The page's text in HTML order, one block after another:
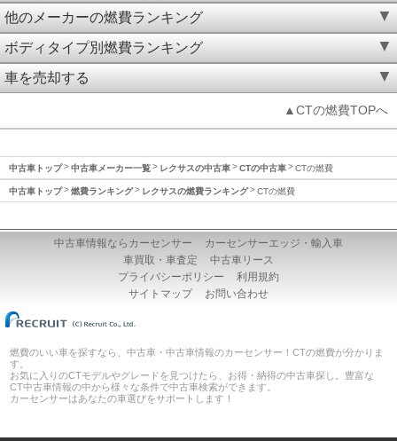
他のメーカーの燃費ランキング
ボディタイプ別燃費ランキング
車を売却する
▲CTの燃費TOPへ
中古車トップ 中古車メーカー一覧 レクサスの中古車 CTの中古車 CTの燃費
中古車トップ 燃費ランキング レクサスの燃費ランキング CTの燃費
中古車情報ならカーセンサー
カーセンサーエッジ・輸入車
車買取・車査定
中古車リース
プライバシーポリシー
利用規約
サイトマップ
お問い合わせ
燃費のいい車を探すなら、中古車・中古車情報のカーセンサー！CTの燃費が分かりま
す。
お気に入りのCTモデルやグレードを見つけたら、お得・納得の中古車探し。豊富な
CT中古車情報の中から様々な条件で中古車検索ができます。
カーセンサーはあなたの車選びをサポートします！